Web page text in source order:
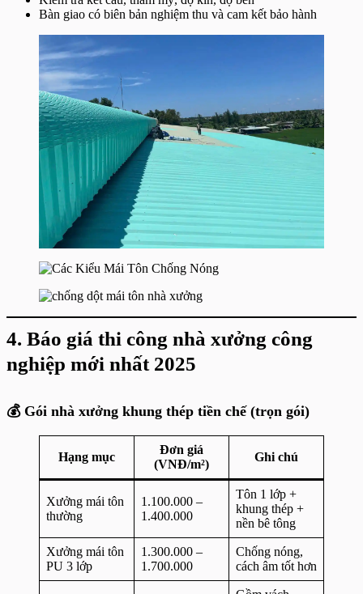
Bàn giao có biên bản nghiệm thu và cam kết bảo hành
4. Báo giá thi công nhà xưởng công
nghiệp mới nhất 2025
💰 Gói nhà xưởng khung thép tiền chế (trọn gói)
Hạng mục
Đơn giá
(VNĐ/m²)
Ghi chú
Xưởng mái tôn
thường
1.100.000 –
1.400.000
Tôn 1 lớp +
khung thép +
nền bê tông
Xưởng mái tôn
PU 3 lớp
1.300.000 –
1.700.000
Chống nóng,
cách âm tốt hơn